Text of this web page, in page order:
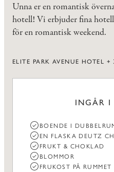
Unna er en romantisk
hotell! Vi erbjuder fina
för en romantisk weekend.
ELITE PARK AVENUE HOTEL +
INGÅR I
BOENDE I
EN FLASKA DEUTZ
FRUKT & CHOKLAD
BLOMMOR
FRUKOST PÅ RUMMET